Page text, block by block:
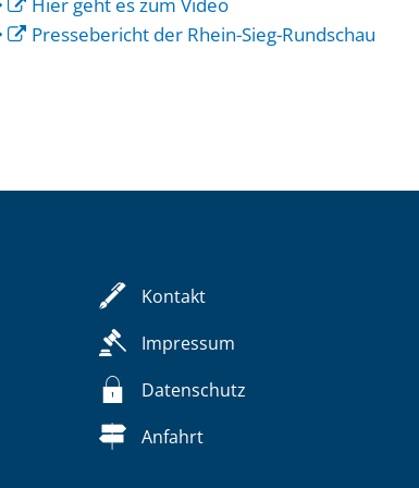
Pressebericht der Rhein-Sieg-Rundschau
Kontakt
Impressum
Datenschutz
Anfahrt